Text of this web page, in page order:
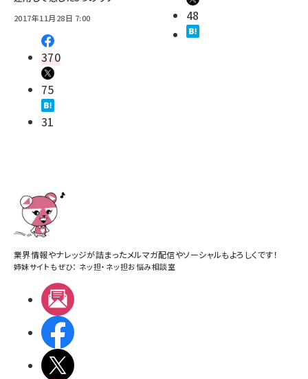
2017年11月28日 7:00
370
75
31
48
業界情報やナレッジが詰まったメルマガ配信やソーシャルもよろしくです！
姉妹サイトもぜひ： ネッ担・ ネッ担お悩み相談室